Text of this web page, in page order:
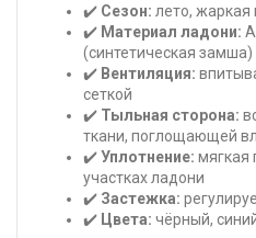
✔️ Сезон: лето, жаркая
✔️ Материал ладони:
(синтетическая замша)
✔️ Вентиляция:
сеткой
✔️ Тыльная сторона:
ткани, поглощающей
✔️Уплотнение: мягкая
участках ладони
✔️ Застежка:
✔️ Цвета: чёрный,